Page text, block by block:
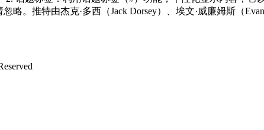
。推特由杰克·多西（Jack Dorsey）、埃文·威廉姆斯（